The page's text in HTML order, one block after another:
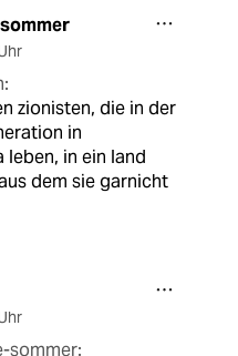
zionisten, die in der
in
leben, in ein land
dem sie garnicht
sommer: